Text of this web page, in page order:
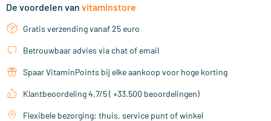
De voordelen van vitaminstore
Gratis verzending vanaf 25 euro
Betrouwbaar advies via chat of email
Spaar VitaminPoints bij elke aankoop voor hoge korting
Klantbeoordeling 4,7/5 ( +33.500 beoordelingen)
Flexibele bezorging: thuis, service punt of winkel